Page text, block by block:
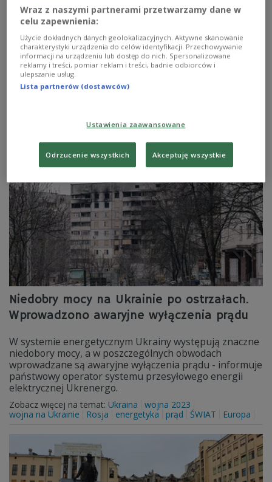
Rodzina Rodzinie – nowa inicjatywa
Caritasu dotarła do Charkowa
Pierwotnie prowadzona na Bliskim Wschodzie akcja
Kościół katolicki Polacy za granicą
Niedobry mocy na Ukrainie po ostrzałach.
Wprowadzono awaryjne wyłączenia prądu
W systemie energetycznym Ukrainy występują znaczne
niedobory mocy, a w poszczególnych obwodach
wprowadzane są awaryjne wyłączenia prądu - informuje
państwowy operator systemu przesyłowego energii
elektrycznej Ukrenergo.
Zobacz więcej na temat: Ukraina
wojna 2023
wojna na Ukrainie
Rosja energetyka prąd ŚWIAT Europa
Wraz z naszymi partnerami przetwarzamy dane w
celu zapewnienia:
Użycie dokładnych danych geolokalizacyjnych. Aktywne skanowanie
charakterystyki urządzenia do celów identyfikacji. Przechowywanie
informacji na urządzeniu lub dostęp do nich. Spersonalizowane
reklamy i treści, pomiar reklam i treści, badnie odbiorców i
ulepszanie usług.
Lista partnerów (dostawców)
Ustawienia zaawansowane
Odrzucenie wszystkich Akceptuję wszystkie